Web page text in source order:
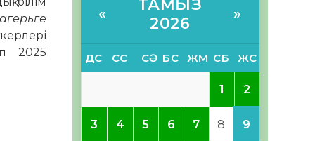
2025
«
ТАМЫЗ
2026
»
ДС СС СӘ БС ЖМ СБ ЖС
1 2
3 4 5 6 7 8 9